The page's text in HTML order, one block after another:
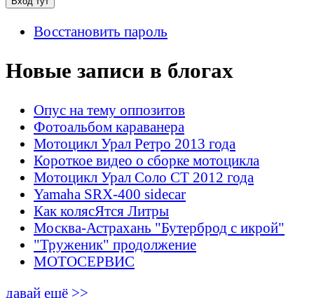
Восстановить пароль
Новые записи в блогах
Опус на тему оппозитов
Фотоальбом караванера
Мотоцикл Урал Ретро 2013 года
Короткое видео о сборке мотоцикла
Мотоцикл Урал Соло СТ 2012 года
Yamaha SRX-400 sidecar
Как колясЯтся Литры
Москва-Астрахань "Бутерброд с икрой"
"Труженик" продолжение
МОТОСЕРВИС
давай ещё >>